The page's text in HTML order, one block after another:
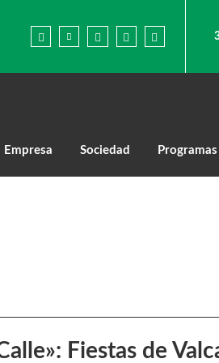
Empresa Sociedad Programas
Fiestas de